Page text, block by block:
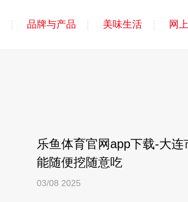
品牌与产品 美味生活 网
乐鱼体育官网app下载-大
能随便挖随意吃
03/08 2025